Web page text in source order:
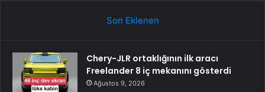
Son Eklenen
Chery-JLR ortaklığının ilk aracı
Freelander 8 iç mekanını gösterdi
Ağustos 9, 2026